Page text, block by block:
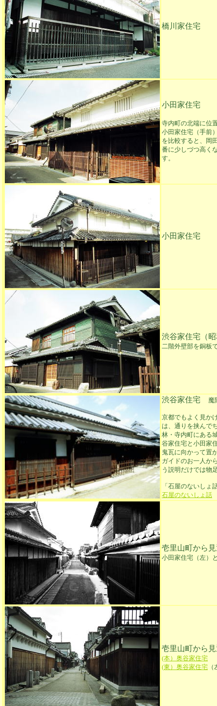
橋川家住宅
小田家住宅
寺内町の北端に位
小田家住宅（手前
を比較すると、岡
番に少しづつ高く
す。
小田家住宅
渋谷家住宅（
二階外壁部を銅板
渋谷家住宅 魔
京都でもよく見か
は、通りを挟んで
林・寺内町にある
谷家住宅と小田家
鬼瓦に向かって置
ガイドのお一人か
う説明だけでは物
「石屋のないしょ
石屋のないしょ話
壱里山町から
小田家住宅（左）
壱里山町から
(本）奥谷家住宅
(東）奥谷家住宅